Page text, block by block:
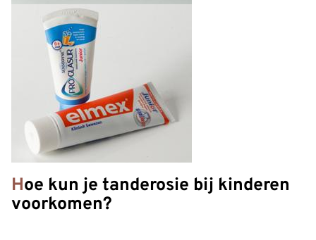
Hoe kun je tanderosie bij kinderen
voorkomen?